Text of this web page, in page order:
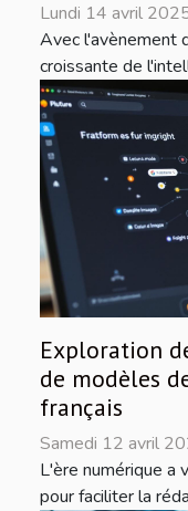
Lundi 14 avril
Avec l'avènement
croissante de
Exploration
de modèles
français
Samedi 12 avril
L'ère numérique a
pour faciliter la